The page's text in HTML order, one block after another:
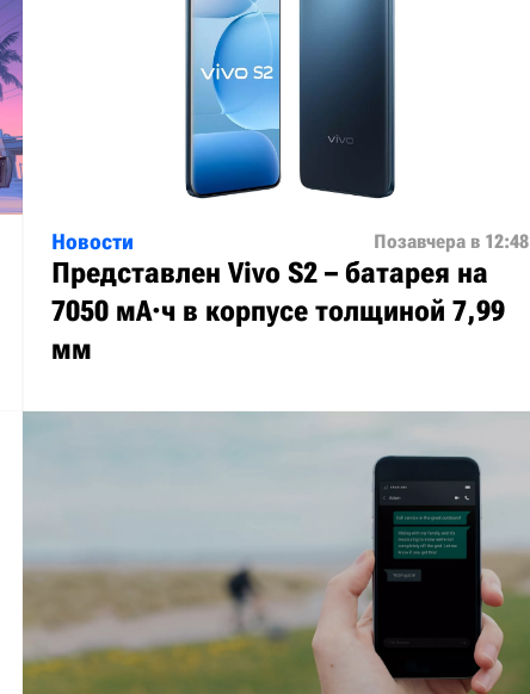
Новости Позавчера в 12:48
Представлен Vivo S2 – батарея на
7050 мА·ч в корпусе толщиной 7,99
мм